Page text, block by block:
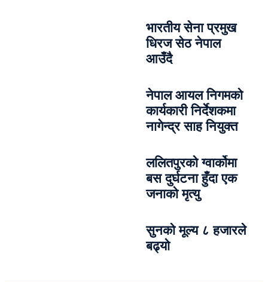
भारतीय सेना प्रमुख
धिरज सेठ नेपाल
आउँदै
नेपाल आयल निगमको
कार्यकारी निर्देशकमा
नागेन्द्र साह नियुक्त
ललितपुरको ग्वार्कोमा
बस दुर्घटना हुँदा एक
जनाको मृत्यु
सुनको मूल्य ८ हजारले
बढ्यो